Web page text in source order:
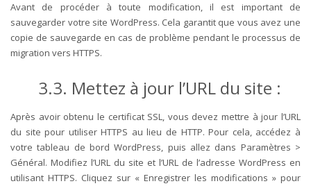
Avant de procéder à toute modification, il est important de
sauvegarder votre site WordPress. Cela garantit que vous avez une
copie de sauvegarde en cas de problème pendant le processus de
migration vers HTTPS.
3.3. Mettez à jour l’URL du site :
Après avoir obtenu le certificat SSL, vous devez mettre à jour l’URL
du site pour utiliser HTTPS au lieu de HTTP. Pour cela, accédez à
votre tableau de bord WordPress, puis allez dans Paramètres >
Général. Modifiez l’URL du site et l’URL de l’adresse WordPress en
utilisant HTTPS. Cliquez sur « Enregistrer les modifications » pour